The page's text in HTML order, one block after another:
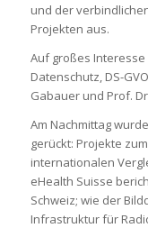
und der
Projekten aus.
Auf großes
Datenschutz, DS-
Gabauer und Prof.
Am Nachmittag
gerückt: Projekte
internationalen
eHealth Suisse
Schweiz; wie der
Infrastruktur für